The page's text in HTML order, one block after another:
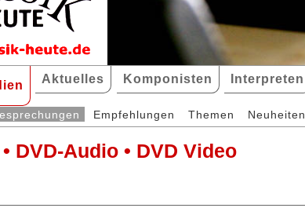
Aktuelles Komponisten Interpreten
Empfehlungen Themen Neuheiten
DVD-Audio • DVD Video